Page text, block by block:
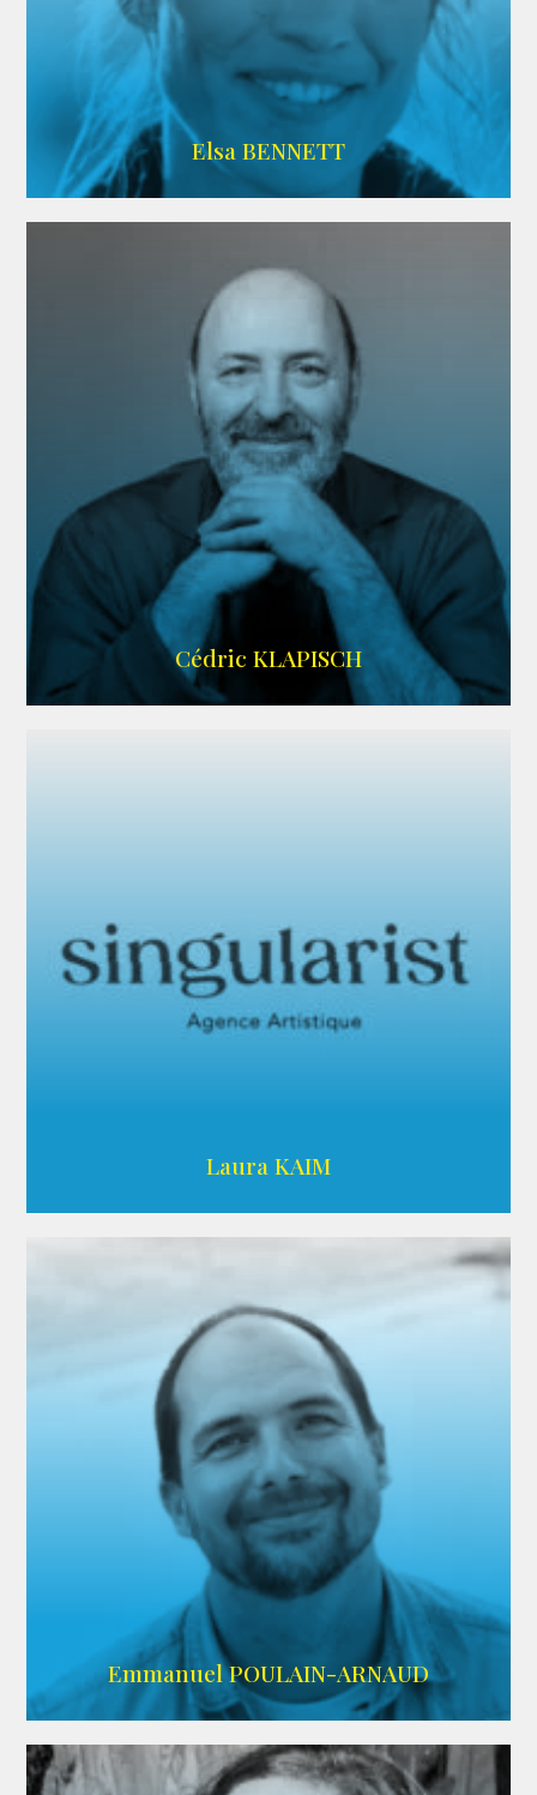
Elsa BENNETT
Cédric KLAPISCH
Laura KAIM
AGENCE SINGULARIST
Emmanuel POULAIN-ARNAUD